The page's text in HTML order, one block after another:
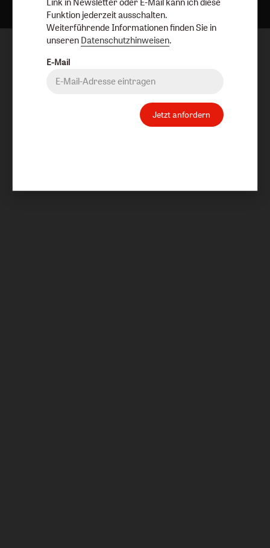
Funktion jederzeit ausschalten.
Weiterführende Informationen finden Sie in
unseren Datenschutzhinweisen.
E-Mail
Jetzt anfordern